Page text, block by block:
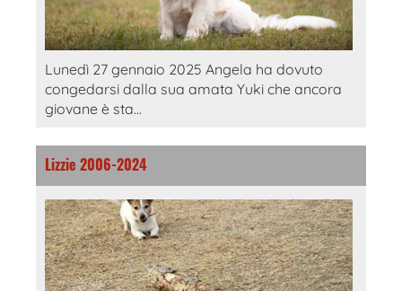
Lunedì 27 gennaio 2025 Angela ha dovuto
congedarsi dalla sua amata Yuki che ancora
giovane è sta...
Lizzie 2006-2024